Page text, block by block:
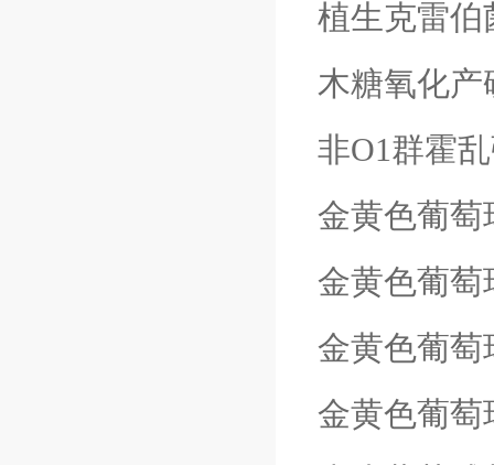
植生克雷伯
木糖氧化产
非O1群霍
金黄色葡萄
金黄色葡萄
金黄色葡萄
金黄色葡萄